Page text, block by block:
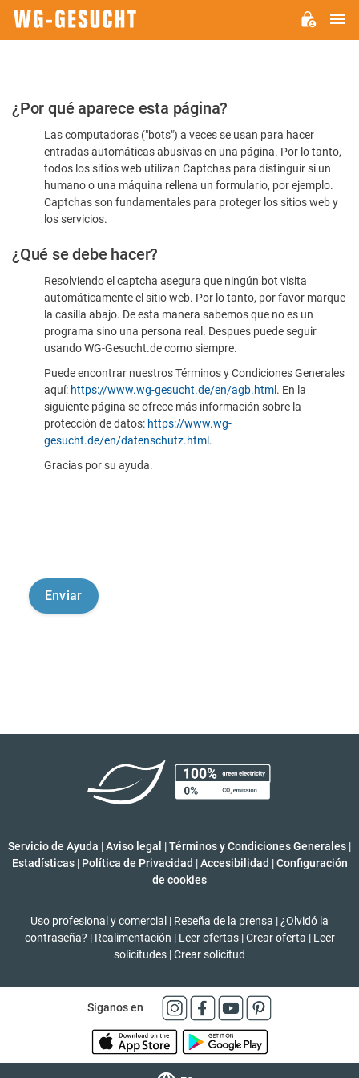
Por
favor,
confirme
humano
¿Por qué aparece esta página?
Las computadoras ("bots") a veces se usan para hacer
entradas automáticas abusivas en una página. Por lo tanto,
todos los sitios web utilizan Captchas para distinguir si un
humano o una máquina rellena un formulario, por ejemplo.
Captchas son fundamentales para proteger los sitios web y
los servicios.
¿Qué se debe hacer?
Resolviendo el captcha asegura que ningún bot visita
automáticamente el sitio web. Por lo tanto, por favor marque
la casilla abajo. De esta manera sabemos que no es un
programa sino una persona real. Despues puede seguir
usando WG-Gesucht.de como siempre.
Puede encontrar nuestros Términos y Condiciones Generales
aquí: https://www.wg-gesucht.de/en/agb.html . En la
siguiente página se ofrece más información sobre la
protección de datos: https://www.wg-
gesucht.de/en/datenschutz.html .
Gracias por su ayuda.
Servicio de Ayuda |Aviso legal |Términos y Condiciones Generales |
Estadísticas | Política de Privacidad | Accesibilidad | Configuración
de cookies
Uso profesional y comercial | Reseña de la prensa | ¿Olvidó la
contraseña? | Realimentación | Leer ofertas | Crear oferta | Leer
solicitudes |Crear solicitud
Síganos en